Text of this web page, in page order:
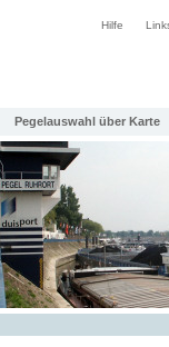
Hilfe
Pegelauswahl über Karte